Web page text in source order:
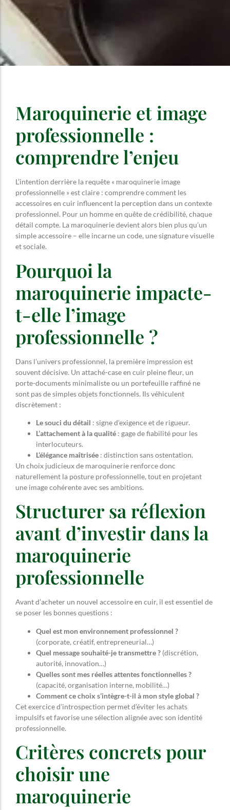
Maroquinerie et image
professionnelle :
comprendre l’enjeu
L’intention derrière la requête « maroquinerie image
professionnelle » est claire : comprendre comment les
accessoires en cuir influencent la perception dans un contexte
professionnel. Pour un homme en quête de crédibilité, chaque
détail compte. La maroquinerie devient alors bien plus qu’un
simple accessoire – elle incarne un code, une signature visuelle
et sociale.
Pourquoi la
maroquinerie impacte-
t-elle l’image
professionnelle ?
Dans l’univers professionnel, la première impression est
souvent décisive. Un attaché-case en cuir pleine fleur, un
porte-documents minimaliste ou un portefeuille raffiné ne
sont pas de simples objets fonctionnels. Ils véhiculent
discrètement :
Le souci du détail : signe d’exigence et de rigueur.
L’attachement à la qualité : gage de fiabilité pour les
interlocuteurs.
L’élégance maîtrisée : distinction sans ostentation.
Un choix judicieux de maroquinerie renforce donc
naturellement la posture professionnelle, tout en projetant
une image cohérente avec ses ambitions.
Structurer sa réflexion
avant d’investir dans la
maroquinerie
professionnelle
Avant d’acheter un nouvel accessoire en cuir, il est essentiel de
se poser les bonnes questions :
Quel est mon environnement professionnel ?
(corporate, créatif, entrepreneurial…)
Quel message souhaité-je transmettre ? (discrétion,
autorité, innovation…)
Quelles sont mes réelles attentes fonctionnelles ?
(capacité, organisation interne, mobilité…)
Comment ce choix s’intègre-t-il à mon style global ?
Cet exercice d’introspection permet d’éviter les achats
impulsifs et favorise une sélection alignée avec son identité
professionnelle.
Critères concrets pour
choisir une
maroquinerie